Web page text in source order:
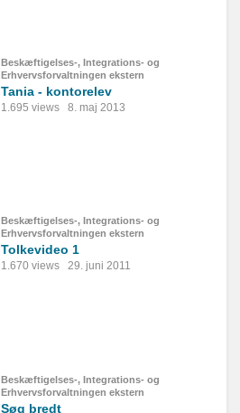
Beskæftigelses-, Integrations- og
Erhvervsforvaltningen ekstern
Tania - kontorelev
1.695 views 8. maj 2013
Beskæftigelses-, Integrations- og
Erhvervsforvaltningen ekstern
Tolkevideo 1
1.670 views 29. juni 2011
Beskæftigelses-, Integrations- og
Erhvervsforvaltningen ekstern
Søg bredt